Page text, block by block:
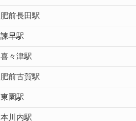
肥前長田駅
諫早駅
喜々津駅
肥前古賀駅
東園駅
本川内駅